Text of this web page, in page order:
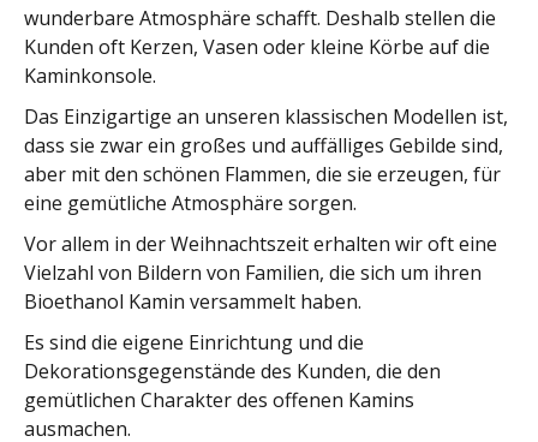
wunderbare Atmosphäre schafft. Deshalb stellen die
Kunden oft Kerzen, Vasen oder kleine Körbe auf die
Kaminkonsole.
Das Einzigartige an unseren klassischen Modellen ist,
dass sie zwar ein großes und auffälliges Gebilde sind,
aber mit den schönen Flammen, die sie erzeugen, für
eine gemütliche Atmosphäre sorgen.
Vor allem in der Weihnachtszeit erhalten wir oft eine
Vielzahl von Bildern von Familien, die sich um ihren
Bioethanol Kamin versammelt haben.
Es sind die eigene Einrichtung und die
Dekorationsgegenstände des Kunden, die den
gemütlichen Charakter des offenen Kamins
ausmachen.